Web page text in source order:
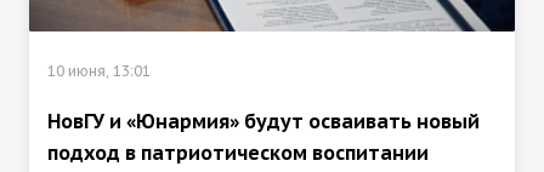
10 июня, 13:01
НовГУ и «Юнармия» будут осваивать новый
подход в патриотическом воспитании